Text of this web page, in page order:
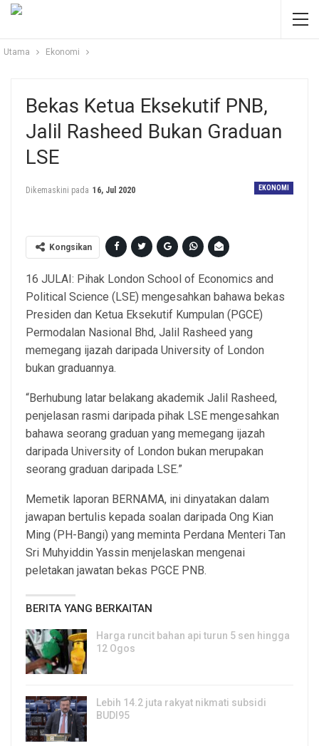
Utama Ekonomi
Bekas Ketua Eksekutif PNB,
Jalil Rasheed Bukan Graduan
LSE
EKONOMI
Dikemaskini pada 16, Jul 2020
Kongsikan
16 JULAI: Pihak London School of Economics and
Political Science (LSE) mengesahkan bahawa bekas
Presiden dan Ketua Eksekutif Kumpulan (PGCE)
Permodalan Nasional Bhd, Jalil Rasheed yang
memegang ijazah daripada University of London
bukan graduannya.
“Berhubung latar belakang akademik Jalil Rasheed,
penjelasan rasmi daripada pihak LSE mengesahkan
bahawa seorang graduan yang memegang ijazah
daripada University of London bukan merupakan
seorang graduan daripada LSE.”
Memetik laporan BERNAMA, ini dinyatakan dalam
jawapan bertulis kepada soalan daripada Ong Kian
Ming (PH-Bangi) yang meminta Perdana Menteri Tan
Sri Muhyiddin Yassin menjelaskan mengenai
peletakan jawatan bekas PGCE PNB.
BERITA YANG BERKAITAN
Harga runcit bahan api turun 5 sen hingga
12 Ogos
Lebih 14.2 juta rakyat nikmati subsidi
BUDI95